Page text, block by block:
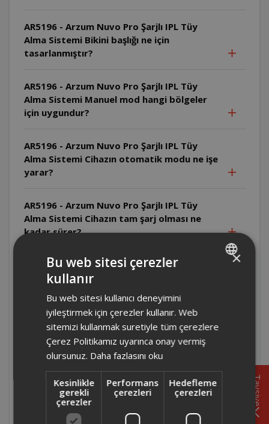
AR5196 - Arzum Nuvo Pro Şarjlı IPL Tüy
Alma Sistemi Bikini başlığı ne için
tasarlanmıştır?
AR5196 - Arzum Nuvo Pro Şarjlı IPL Tüy
Alma Sistemi Manuel mod hangi bölgeler
için uygundur?
AR5196 - Arzum Nuvo Pro Şarjlı IPL Tüy
Alma Sistemi Cihazın otomatik modu ne işe
yarar?
AR5196 - Arzum Nuvo Pro Şarjlı IPL Tüy
Alma Sistemi Cihazın tam şarj olması ne
kadar sürer?
AR5196 - Arzum Nuvo Pro Şarjlı IPL Tüy
Alma Sistemi Cihazın bataryası tam şarj
AR5196 - Arzum Nuvo Pro Şarjlı IPL Tüy
Alma Sistemi Epilasyon kremi veya ağda
kullanmak uygun mudur?
AR5196 - Arzum Nuvo Pro Şarjlı IPL Tüy
Alma Sistemi Uygulama öncesi tüyler nasıl
hazırlanmalıdır?
Tavsiye
×
Bu web sitesi çerezler
kullanır
Bu web sitesi kullanıcı deneyimini
iyileştirmek için çerezler kullanır. Web
sitemizi kullanmak suretiyle tüm çerezlere
Çerez Politikamız uyarınca onay vermiş
olursunuz. Daha fazlasını oku
Kesinlikle
gerekli
çerezler
Performans
çerezleri
Hedefleme
çerezleri